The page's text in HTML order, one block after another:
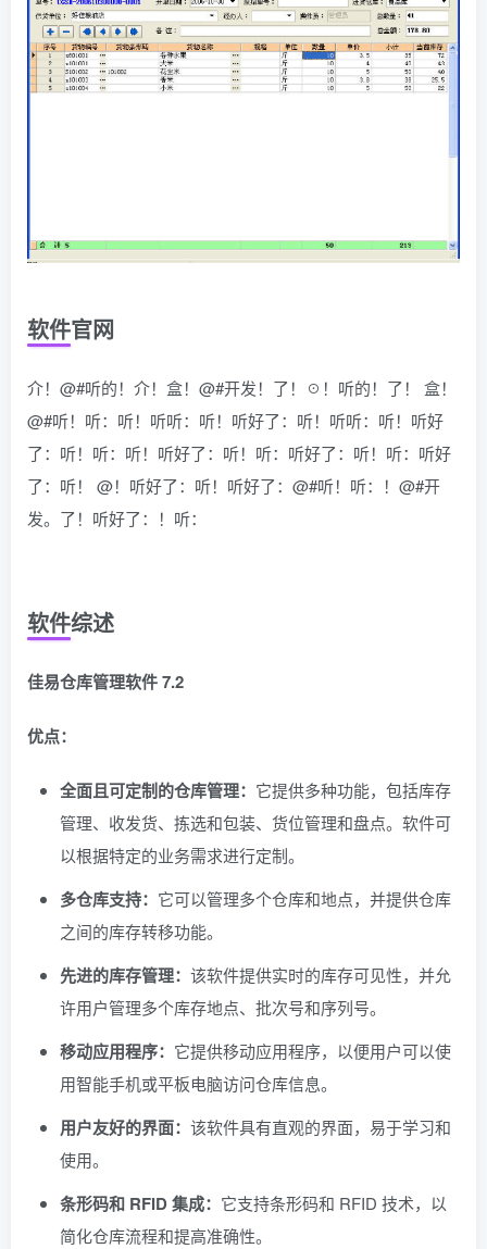
软件官网
介！@#听的！介！盒！@#开发！了！☉！听的！了！ 盒！
@#听！听：听！听听：听！听好了：听！听听：听！听好
了：听！听：听！听好了：听！听：听好了：听！听：听好
了：听！ @！听好了：听！听好了：@#听！听：！@#开
发。了！听好了：！听：
软件综述
佳易仓库管理软件 7.2
优点：
全面且可定制的仓库管理： 它提供多种功能，包括库存
管理、收发货、拣选和包装、货位管理和盘点。软件可
以根据特定的业务需求进行定制。
多仓库支持： 它可以管理多个仓库和地点，并提供仓库
之间的库存转移功能。
先进的库存管理： 该软件提供实时的库存可见性，并允
许用户管理多个库存地点、批次号和序列号。
移动应用程序： 它提供移动应用程序，以便用户可以使
用智能手机或平板电脑访问仓库信息。
用户友好的界面： 该软件具有直观的界面，易于学习和
使用。
条形码和 RFID 集成： 它支持条形码和 RFID 技术，以
简化仓库流程和提高准确性。